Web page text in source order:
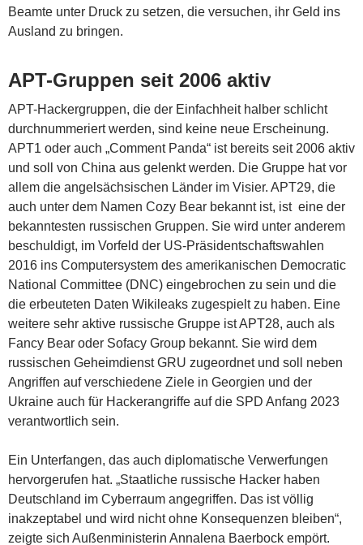
Beamte unter Druck zu setzen, die versuchen, ihr Geld ins
Ausland zu bringen.
APT-Gruppen seit 2006 aktiv
APT-Hackergruppen, die der Einfachheit halber schlicht
durchnummeriert werden, sind keine neue Erscheinung.
APT1 oder auch „Comment Panda“ ist bereits seit 2006 aktiv
und soll von China aus gelenkt werden. Die Gruppe hat vor
allem die angelsächsischen Länder im Visier. APT29, die
auch unter dem Namen Cozy Bear bekannt ist, ist eine der
bekanntesten russischen Gruppen. Sie wird unter anderem
beschuldigt, im Vorfeld der US-Präsidentschaftswahlen
2016 ins Computersystem des amerikanischen Democratic
National Committee (DNC) eingebrochen zu sein und die
die erbeuteten Daten Wikileaks zugespielt zu haben. Eine
weitere sehr aktive russische Gruppe ist APT28, auch als
Fancy Bear oder Sofacy Group bekannt. Sie wird dem
russischen Geheimdienst GRU zugeordnet und soll neben
Angriffen auf verschiedene Ziele in Georgien und der
Ukraine auch für Hackerangriffe auf die SPD Anfang 2023
verantwortlich sein.
Ein Unterfangen, das auch diplomatische Verwerfungen
hervorgerufen hat. „Staatliche russische Hacker haben
Deutschland im Cyberraum angegriffen. Das ist völlig
inakzeptabel und wird nicht ohne Konsequenzen bleiben“,
zeigte sich Außenministerin Annalena Baerbock empört.